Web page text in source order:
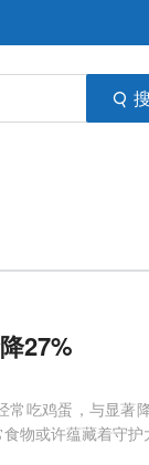
27%
吃鸡蛋，与显著
物或许蕴藏着守护